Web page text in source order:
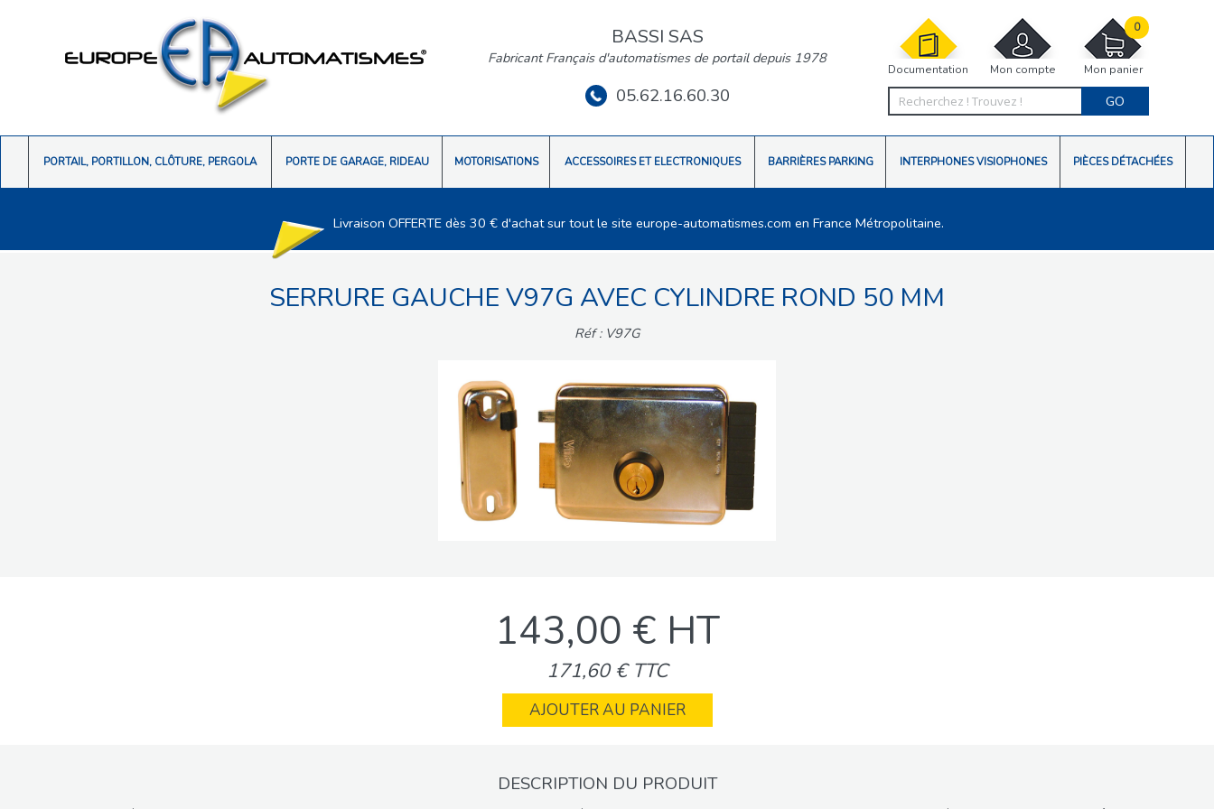
Documentation Mon compte Mon panier
0
GO
BASSI SAS
Fabricant Français d'automatismes de portail depuis 1978
05.62.16.60.30
PORTAIL, PORTILLON, CLÔTURE, PERGOLA PORTE DE GARAGE, RIDEAU MOTORISATIONS ACCESSOIRES ET ELECTRONIQUES BARRIÈRES PARKING INTERPHONES VISIOPHONES PIÈCES DÉTACHÉES
Livraison OFFERTE dès 30 € d'achat sur tout le site europe-automatismes.com en France Métropolitaine.
SERRURE GAUCHE V97G AVEC CYLINDRE ROND 50 MM
Réf : V97G
143,00 € HT
171,60 € TTC
AJOUTER AU PANIER
DESCRIPTION DU PRODUIT